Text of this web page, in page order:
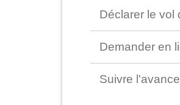
Déclarer le vol
Demander en
Suivre